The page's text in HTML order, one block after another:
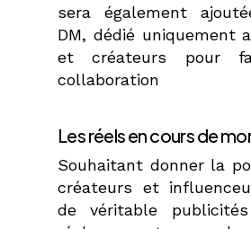
sera également
DM, dédié uniquement
et créateurs pour
collaboration
Les réels en cours de
Souhaitant donner la
créateurs et
de véritable